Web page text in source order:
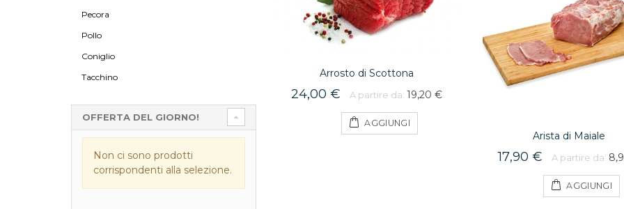
Arrosto di Scottona
24,00 € A partire da: 19,20 €
AGGIUNGI
Arista di Maiale
17,90 € A partire da:
AGGIUNGI
Pecora
Pollo
Coniglio
Tacchino
OFFERTA DEL GIORNO!
Non ci sono prodotti
corrispondenti alla selezione.